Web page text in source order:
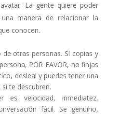
La gente quiere poder
manera de relacionar la
conocen.
otras personas. Si copias y
POR FAVOR, no finjas
desleal y puedes tener una
te descubren.
es velocidad, inmediatez,
fácil. Se genuino,